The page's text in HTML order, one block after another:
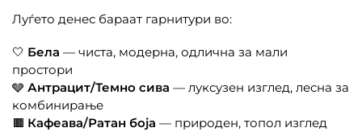
Луѓето денес бараат гарнитури во:
🤍 Бела — чиста, модерна, одлична за мали
простори
🩶 Антрацит/Темно сива — луксузен изглед, лесна за
комбинирање
🟫 Кафеава/Ратан боја — природен, топол изглед